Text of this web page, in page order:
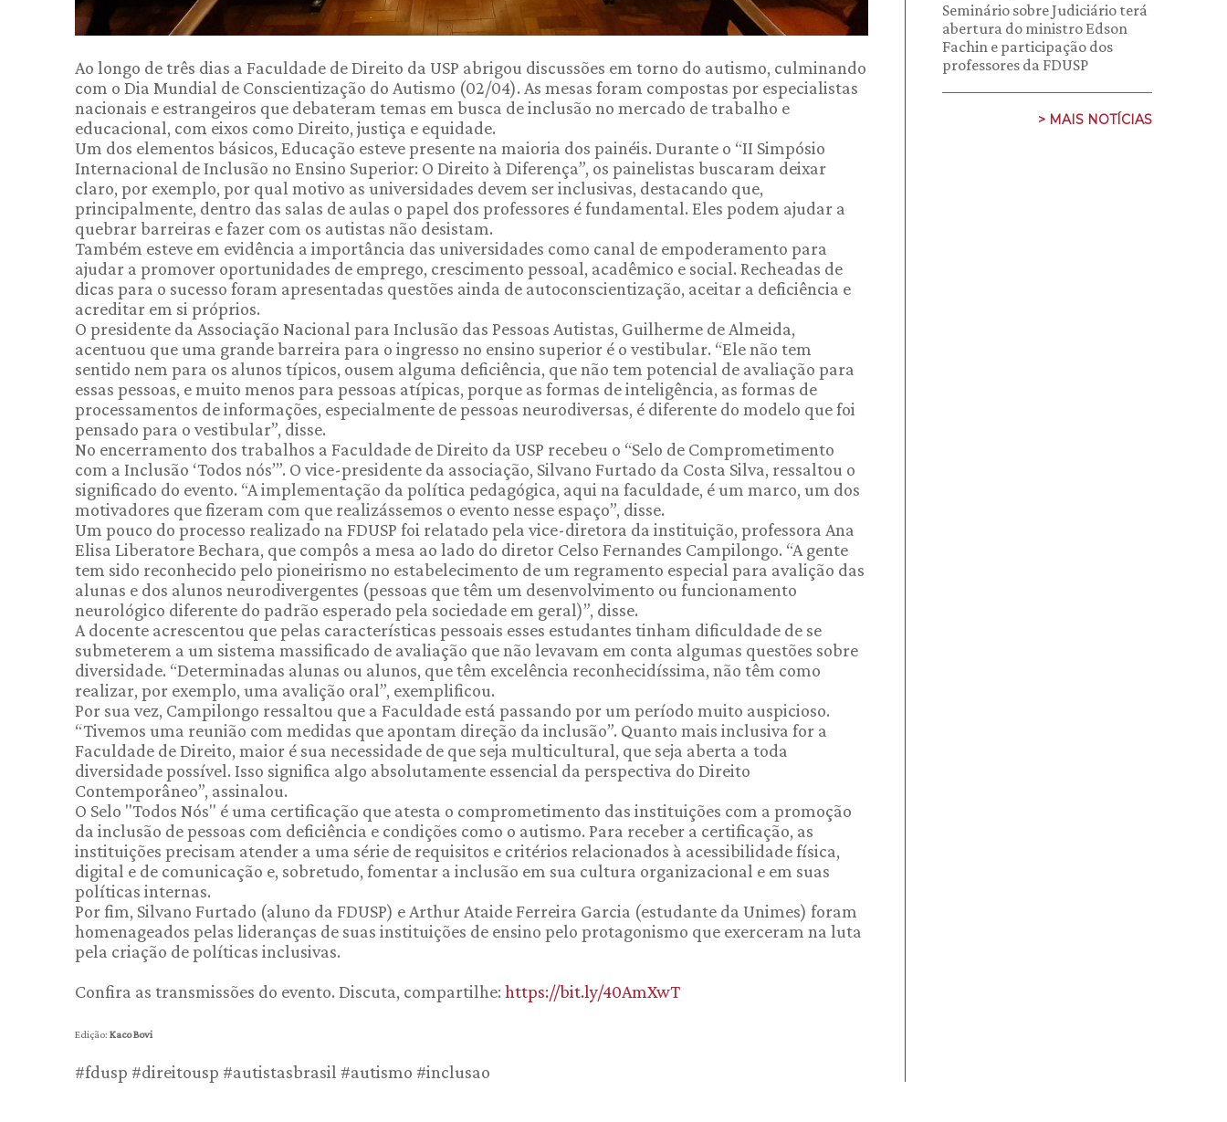
Ao longo de três dias a Faculdade de Direito da USP abrigou discussões em torno do autismo, culminando
com o Dia Mundial de Conscientização do Autismo (02/04). As mesas foram compostas por especialistas
nacionais e estrangeiros que debateram temas em busca de inclusão no mercado de trabalho e
educacional, com eixos como Direito, justiça e equidade.
Um dos elementos básicos, Educação esteve presente na maioria dos painéis. Durante o “II Simpósio
Internacional de Inclusão no Ensino Superior: O Direito à Diferença”, os painelistas buscaram deixar
claro, por exemplo, por qual motivo as universidades devem ser inclusivas, destacando que,
principalmente, dentro das salas de aulas o papel dos professores é fundamental. Eles podem ajudar a
quebrar barreiras e fazer com os autistas não desistam.
Também esteve em evidência a importância das universidades como canal de empoderamento para
ajudar a promover oportunidades de emprego, crescimento pessoal, acadêmico e social. Recheadas de
dicas para o sucesso foram apresentadas questões ainda de autoconscientização, aceitar a deficiência e
acreditar em si próprios.
O presidente da Associação Nacional para Inclusão das Pessoas Autistas, Guilherme de Almeida,
acentuou que uma grande barreira para o ingresso no ensino superior é o vestibular. “Ele não tem
sentido nem para os alunos típicos, ousem alguma deficiência, que não tem potencial de avaliação para
essas pessoas, e muito menos para pessoas atípicas, porque as formas de inteligência, as formas de
processamentos de informações, especialmente de pessoas neurodiversas, é diferente do modelo que foi
pensado para o vestibular”, disse.
No encerramento dos trabalhos a Faculdade de Direito da USP recebeu o “Selo de Comprometimento
com a Inclusão ‘Todos nós’”. O vice-presidente da associação, Silvano Furtado da Costa Silva, ressaltou o
significado do evento. “A implementação da política pedagógica, aqui na faculdade, é um marco, um dos
motivadores que fizeram com que realizássemos o evento nesse espaço”, disse.
Um pouco do processo realizado na FDUSP foi relatado pela vice-diretora da instituição, professora Ana
Elisa Liberatore Bechara, que compôs a mesa ao lado do diretor Celso Fernandes Campilongo. “A gente
tem sido reconhecido pelo pioneirismo no estabelecimento de um regramento especial para avalição das
alunas e dos alunos neurodivergentes (pessoas que têm um desenvolvimento ou funcionamento
neurológico diferente do padrão esperado pela sociedade em geral)”, disse.
A docente acrescentou que pelas características pessoais esses estudantes tinham dificuldade de se
submeterem a um sistema massificado de avaliação que não levavam em conta algumas questões sobre
diversidade. “Determinadas alunas ou alunos, que têm excelência reconhecidíssima, não têm como
realizar, por exemplo, uma avalição oral”, exemplificou.
Por sua vez, Campilongo ressaltou que a Faculdade está passando por um período muito auspicioso.
“Tivemos uma reunião com medidas que apontam direção da inclusão”. Quanto mais inclusiva for a
Faculdade de Direito, maior é sua necessidade de que seja multicultural, que seja aberta a toda
diversidade possível. Isso significa algo absolutamente essencial da perspectiva do Direito
Contemporâneo”, assinalou.
O Selo "Todos Nós" é uma certificação que atesta o comprometimento das instituições com a promoção
da inclusão de pessoas com deficiência e condições como o autismo. Para receber a certificação, as
instituições precisam atender a uma série de requisitos e critérios relacionados à acessibilidade física,
digital e de comunicação e, sobretudo, fomentar a inclusão em sua cultura organizacional e em suas
políticas internas.
Por fim, Silvano Furtado (aluno da FDUSP) e Arthur Ataide Ferreira Garcia (estudante da Unimes) foram
homenageados pelas lideranças de suas instituições de ensino pelo protagonismo que exerceram na luta
pela criação de políticas inclusivas.
Confira as transmissões do evento. Discuta, compartilhe: https://bit.ly/40AmXwT
Edição: Kaco Bovi
#fdusp #direitousp #autistasbrasil #autismo #inclusao
Seminário sobre Judiciário terá
abertura do ministro Edson
Fachin e participação dos
professores da FDUSP
> MAIS NOTÍCIAS